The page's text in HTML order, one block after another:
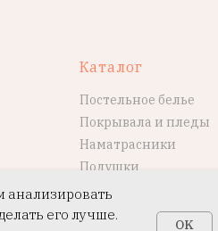
Каталог
Постельное белье
Покрывала и пледы
Наматрасники
Подушки
анализировать
его лучше.
OK